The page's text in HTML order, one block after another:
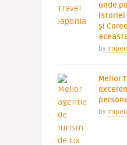
unde
istoriei
și
by
Melior
by